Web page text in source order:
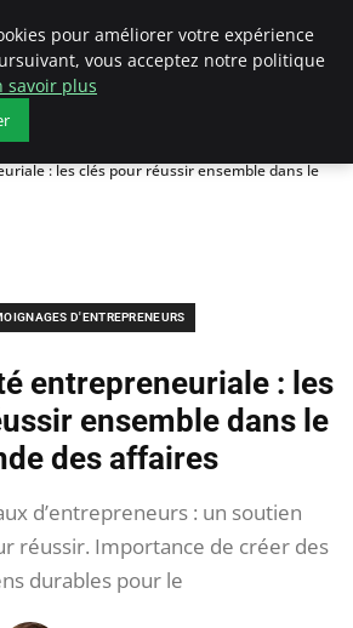
: les clés pour réussir ensemble dans le
D'ENTREPRENEURS
entrepreneuriale : les
ensemble dans le
des affaires
d’entrepreneurs : un soutien
réussir. Importance de créer des
durables pour le
pour améliorer votre expérience
vous acceptez notre politique
savoir plus